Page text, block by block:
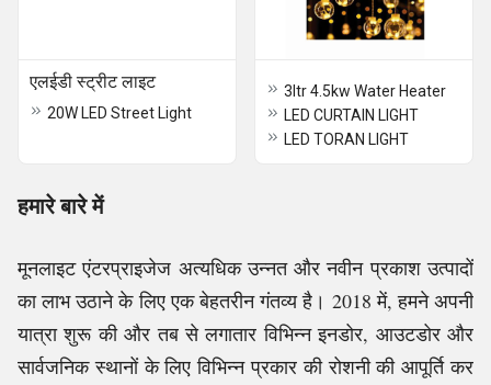
एलईडी स्ट्रीट लाइट
20W LED Street Light
3ltr 4.5kw Water Heater
LED CURTAIN LIGHT
LED TORAN LIGHT
हमारे बारे में
मूनलाइट एंटरप्राइजेज अत्यधिक उन्नत और नवीन प्रकाश उत्पादों
का लाभ उठाने के लिए एक बेहतरीन गंतव्य है। 2018 में, हमने अपनी
यात्रा शुरू की और तब से लगातार विभिन्न इनडोर, आउटडोर और
सार्वजनिक स्थानों के लिए विभिन्न प्रकार की रोशनी की आपूर्ति कर